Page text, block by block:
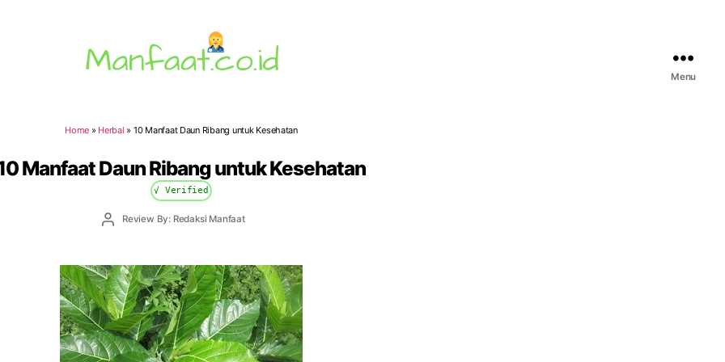
Menu
Home » Herbal » 10 Manfaat Daun Ribang untuk Kesehatan
Manfaat Daun Ribang untuk Kesehatan
√ Verified
PostReview By: Redaksi Manfaat